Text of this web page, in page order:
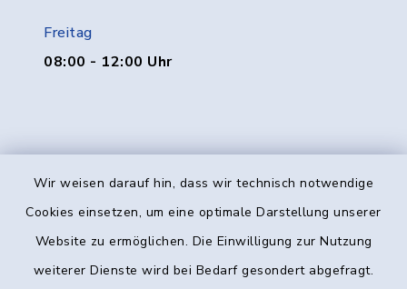
Wir weisen darauf hin, dass wir technisch notwendige
Cookies einsetzen, um eine optimale Darstellung unserer
Website zu ermöglichen. Die Einwilligung zur Nutzung
weiterer Dienste wird bei Bedarf gesondert abgefragt.
Freitag
08:00 - 12:00 Uhr
Kontakt